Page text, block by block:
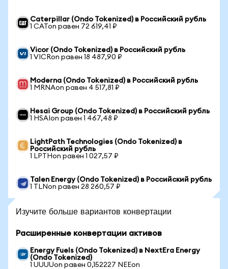
Caterpillar (Ondo Tokenized) в Российский рубль
1 CATon равен 72 619,41 ₽
Vicor (Ondo Tokenized) в Российский рубль
1 VICRon равен 18 487,90 ₽
Moderna (Ondo Tokenized) в Российский рубль
1 MRNAon равен 4 517,81 ₽
Hesai Group (Ondo Tokenized) в Российский рубль
1 HSAIon равен 1 467,48 ₽
LightPath Technologies (Ondo Tokenized) в
Российский рубль
1 LPTHon равен 1 027,57 ₽
Talen Energy (Ondo Tokenized) в Российский рубль
1 TLNon равен 28 260,57 ₽
Изучите больше вариантов конвертации
Расширенные конвертации активов
Energy Fuels (Ondo Tokenized) в NextEra Energy
(Ondo Tokenized)
1 UUUUon равен 0,152227 NEEon